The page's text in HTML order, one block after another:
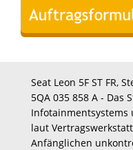
Seat Leon 5F ST FR,
5QA 035 858 A - Das
Infotainmentsystems
laut
Anfänglichen